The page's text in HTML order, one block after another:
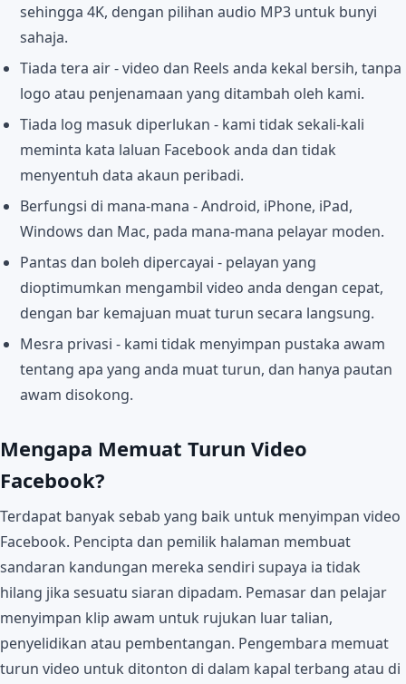
sehingga 4K, dengan pilihan audio MP3 untuk bunyi
sahaja.
Tiada tera air - video dan Reels anda kekal bersih, tanpa
logo atau penjenamaan yang ditambah oleh kami.
Tiada log masuk diperlukan - kami tidak sekali-kali
meminta kata laluan Facebook anda dan tidak
menyentuh data akaun peribadi.
Berfungsi di mana-mana - Android, iPhone, iPad,
Windows dan Mac, pada mana-mana pelayar moden.
Pantas dan boleh dipercayai - pelayan yang
dioptimumkan mengambil video anda dengan cepat,
dengan bar kemajuan muat turun secara langsung.
Mesra privasi - kami tidak menyimpan pustaka awam
tentang apa yang anda muat turun, dan hanya pautan
awam disokong.
Mengapa Memuat Turun Video
Facebook?
Terdapat banyak sebab yang baik untuk menyimpan video
Facebook. Pencipta dan pemilik halaman membuat
sandaran kandungan mereka sendiri supaya ia tidak
hilang jika sesuatu siaran dipadam. Pemasar dan pelajar
menyimpan klip awam untuk rujukan luar talian,
penyelidikan atau pembentangan. Pengembara memuat
turun video untuk ditonton di dalam kapal terbang atau di